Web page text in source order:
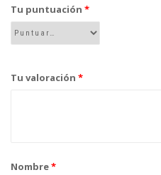
Tu puntuación *
Tu valoración *
Nombre*